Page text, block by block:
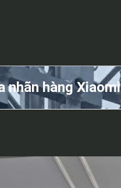
nhãn hàng Xiaomi